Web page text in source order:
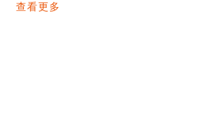
查看更多